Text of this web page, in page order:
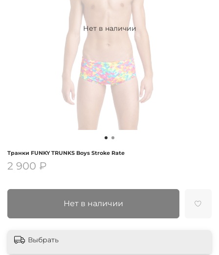
Нет в наличии
Транки FUNKY TRUNKS Boys Stroke Rate
2 900 ₽
Нет в наличии
Выбрать